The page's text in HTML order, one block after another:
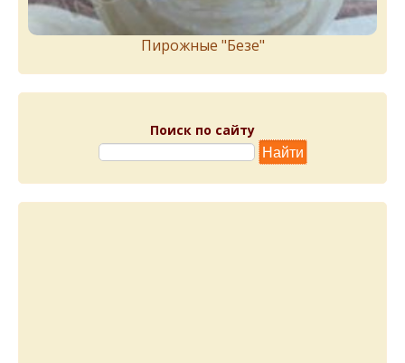
Пирожныe "Бeзe"
Поиск по сайту